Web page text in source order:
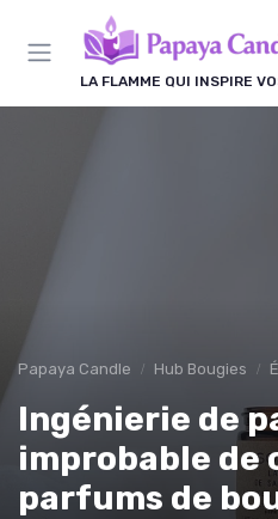
LA FLAMME QUI INSPIRE
Papaya Candle Hub Bougies
Ingénierie de
improbable de
parfums de
Panneau de gestion des cookies